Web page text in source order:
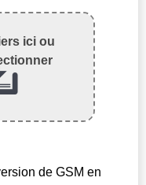
ici ou
de GSM en